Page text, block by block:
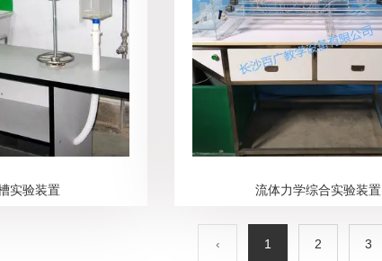
实验装置 流体力学综合实验装置
‹ 1 2 3